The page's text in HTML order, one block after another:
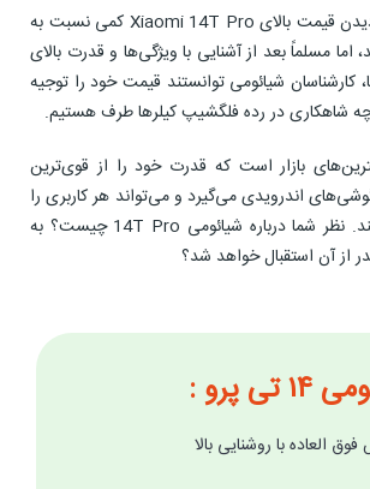
شاید اول مقاله و با دیدن قیمت بالای Xiaomi 14T Pro کمی نسبت به
مسلماً بعد از آشنایی با ویژگی‌ها و قدرت بالای
شیائومی توانستند قیمت خود را توجیه
شاهکاری در رده فلگشیپ کیلرها طرف هستیم.
بازار است که قدرت خود را از قوی‌ترین
اندرویدی می‌گیرد و می‌تواند هر کاربری را
برای خرید وسوسه کند. نظر شما درباره شیائومی 14T Pro چیست؟ به
از آن استقبال خواهد شد؟
پرو :
العاده با روشنایی بالا